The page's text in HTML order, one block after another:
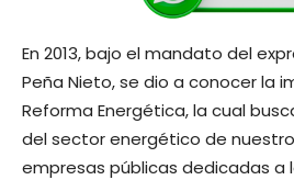
En 2013, bajo el mandato del
Peña Nieto, se dio a conocer la
Reforma Energética, la cual
del sector energético de
empresas públicas dedicadas a